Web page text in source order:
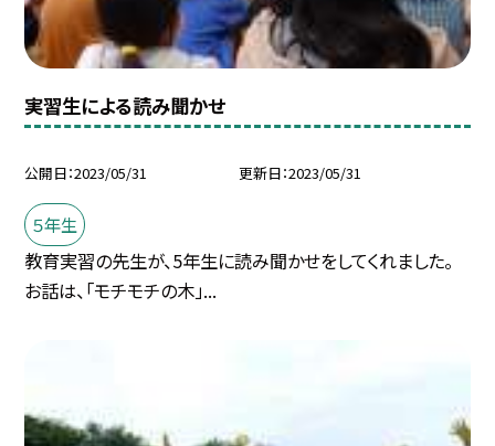
実習生による読み聞かせ
公開日 2023/05/31 更新日 2023/05/31
５年生
教育実習の先生が、5年生に読み聞かせをしてくれました。
お話は、「モチモチの木」...